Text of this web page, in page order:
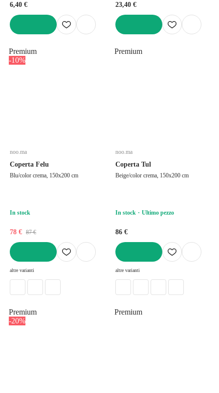
6,40 € 23,40 €
Premium
-10%
noo.ma
Coperta Felu
Blu/color crema, 150x200 cm
In stock
78 € 87 €
altre varianti
Premium
noo.ma
Coperta Tul
Beige/color crema, 150x200 cm
In stock Ultimo pezzo
86 €
altre varianti
Premium
-20%
Premium